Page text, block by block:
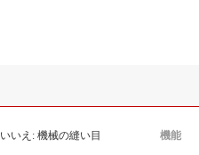
いいえ: 機械の縫い目 機能